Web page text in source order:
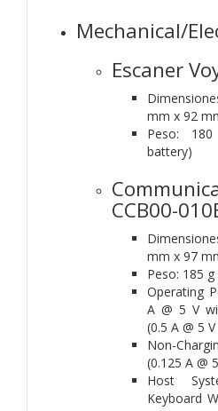
Mechanical/
Escaner
mm x 92
Peso:
battery)
CCB00-
mm x 97
Peso: 185 g
Operating
A @ 5 V
(0.5 A @ 5
Non-
(0.125 A @
Host
Keyboard